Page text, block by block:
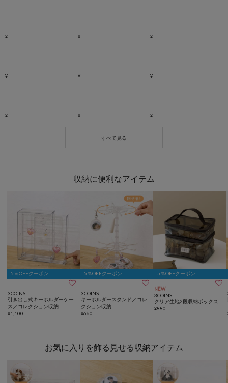
収納に便利なアイテム
5％OFFクーポン

3COINS
引き出し式キーホルダーケー
ス／コレクション収納
¥1,100
5％OFFクーポン

3COINS
キーホルダースタンド／コレ
クション収納
¥660
5％OFFクーポン
NEW 
3COINS
クリア生地2段収納ボックス
¥880
お気に入りを飾る見せる収納アイテム